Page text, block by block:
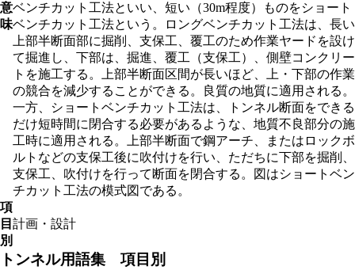
意
味
ベンチカット工法といい、短い（30m程度）ものをショート
ベンチカット工法という。ロングベンチカット工法は、長い
上部半断面部に掘削、支保工、覆工のため作業ヤードを設け
て掘進し、下部は、掘進、覆工（支保工）、側壁コンクリー
トを施工する。上部半断面区間が長いほど、上・下部の作業
の競合を減少することができる。良質の地質に適用される。
一方、ショートベンチカット工法は、トンネル断面をできる
だけ短時間に閉合する必要があるような、地質不良部分の施
工時に適用される。上部半断面で鋼アーチ、またはロックボ
ルトなどの支保工後に吹付けを行い、ただちに下部を掘削、
支保工、吹付けを行って断面を閉合する。図はショートベン
チカット工法の模式図である。
項
目
別
計画・設計
トンネル用語集 項目別